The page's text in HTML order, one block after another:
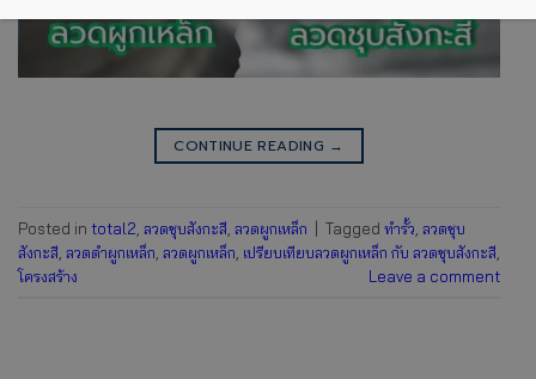
CONTINUE READING →
Posted in total2 ลวดชุบสังกะสี ลวดผูกเหล็ก Tagged ทำรั้ว ลวดชุบ
สังกะสี ลวดดำผูกเหล็ก ลวดผูกเหล็ก เปรียบเทียบลวดผูกเหล็ก กับ ลวดชุบสังกะสี
โครงสร้าง
Leave a comment